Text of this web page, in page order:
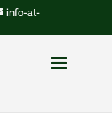
info-at-